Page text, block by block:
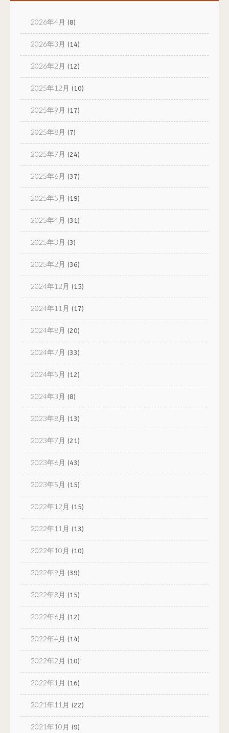
2026年4月 (8)
2026年3月 (14)
2026年2月 (12)
2025年12月 (10)
2025年9月 (17)
2025年8月 (7)
2025年7月 (24)
2025年6月 (37)
2025年5月 (19)
2025年4月 (31)
2025年3月 (3)
2025年2月 (36)
2024年12月 (15)
2024年11月 (17)
2024年8月 (20)
2024年7月 (33)
2024年5月 (12)
2024年3月 (8)
2023年8月 (13)
2023年7月 (21)
2023年6月 (43)
2023年5月 (15)
2022年12月 (15)
2022年11月 (13)
2022年10月 (10)
2022年9月 (39)
2022年8月 (15)
2022年6月 (12)
2022年4月 (14)
2022年2月 (10)
2022年1月 (16)
2021年11月 (22)
2021年10月 (9)